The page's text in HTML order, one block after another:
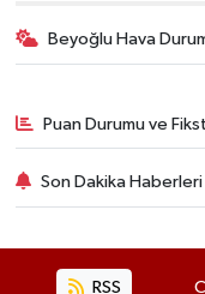
Beyoğlu Hava
Puan Durumu ve
Son Dakika Haberleri
RSS